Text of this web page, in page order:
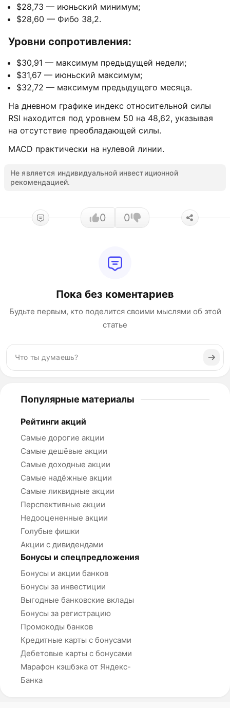
$28,73 — июньский минимум;
$28,60 — Фибо 38,2.
Уровни сопротивления:
$30,91 — максимум предыдущей недели;
$31,67 — июньский максимум;
$32,72 — максимум предыдущего месяца.
На дневном графике индекс относительной силы
RSI находится под уровнем 50 на 48,62, указывая
на отсутствие преобладающей силы.
MACD практически на нулевой линии.
Не является индивидуальной инвестиционной
рекомендацией.
0 0
Пока без коментариев
Будьте первым, кто поделится своими мыслями об этой
статье
Популярные материалы
Рейтинги акций
Самые дорогие акции
Самые дешёвые акции
Самые доходные акции
Самые надёжные акции
Самые ликвидные акции
Перспективные акции
Недооцененные акции
Голубые фишки
Акции с дивидендами
Бонусы и спецпредложения
Бонусы и акции банков
Бонусы за инвестиции
Выгодные банковские вклады
Бонусы за регистрацию
Промокоды банков
Кредитные карты с бонусами
Дебетовые карты с бонусами
Марафон кэшбэка от Яндекс-
Банка